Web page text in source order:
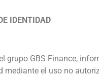
IDENTIDAD
grupo GBS Finance,
mediante el uso no